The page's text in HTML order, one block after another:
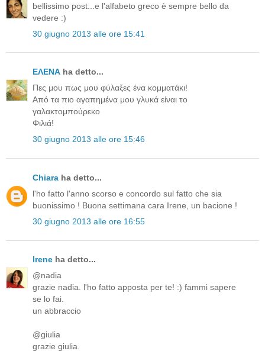
bellissimo post...e l'alfabeto greco è sempre bello da
vedere :)
30 giugno 2013 alle ore 15:41
ΕΛΕΝΑ ha detto...
Πες μου πως μου φύλαξες ένα κομματάκι!
Από τα πιο αγαπημένα μου γλυκά είναι το
γαλακτομπούρεκο
Φιλιά!
30 giugno 2013 alle ore 15:46
Chiara ha detto...
l'ho fatto l'anno scorso e concordo sul fatto che sia
buonissimo ! Buona settimana cara Irene, un bacione !
30 giugno 2013 alle ore 16:55
Irene ha detto...
@nadia
grazie nadia. l'ho fatto apposta per te! :) fammi sapere
se lo fai.
un abbraccio
@giulia
grazie giulia.